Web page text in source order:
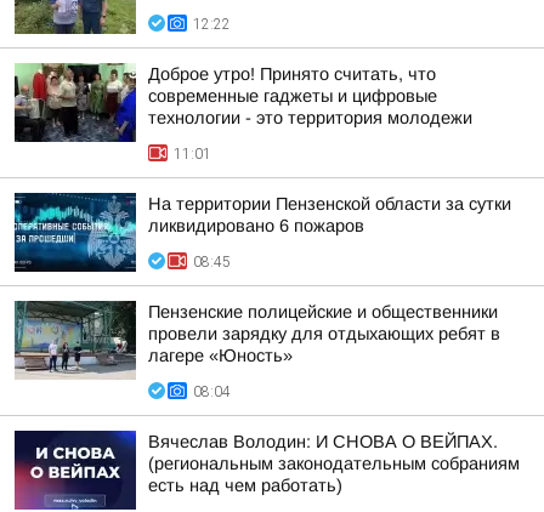
12:22
Доброе утро! Принято считать, что
современные гаджеты и цифровые
технологии - это территория молодежи
11:01
На территории Пензенской области за сутки
ликвидировано 6 пожаров
08:45
Пензенские полицейские и общественники
провели зарядку для отдыхающих ребят в
лагере «Юность»
08:04
Вячеслав Володин: И СНОВА О ВЕЙПАХ.
(региональным законодательным собраниям
есть над чем работать)